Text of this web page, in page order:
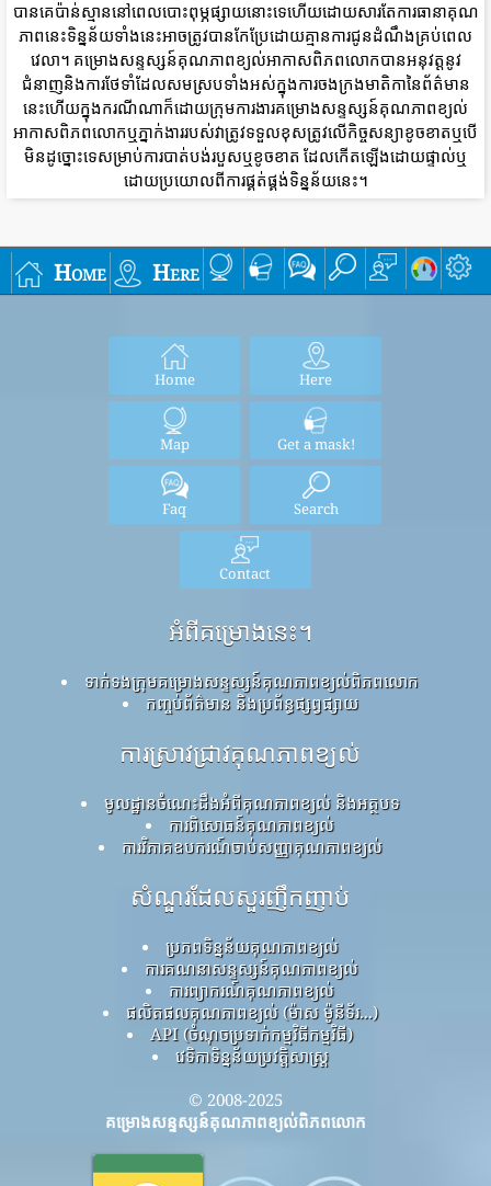
បានគេប៉ាន់ស្មាននៅពេលបោះពុម្ភផ្សាយនោះទេហើយដោយសារតែការធានាគុណ
ភាពនេះទិន្នន័យទាំងនេះអាចត្រូវបានកែប្រែដោយគ្មានការជូនដំណឹងគ្រប់ពេល
វេលា។ គម្រោងសន្ទស្សន៍គុណភាពខ្យល់អាកាសពិភពលោកបានអនុវត្តនូវ
ជំនាញនិងការថែទាំដែលសមស្របទាំងអស់ក្នុងការចងក្រងមាតិកានៃព័ត៌មាន
នេះហើយក្នុងករណីណាក៏ដោយក្រុមការងារគម្រោងសន្ទស្សន៍គុណភាពខ្យល់
អាកាសពិភពលោកឬភ្នាក់ងាររបស់វាត្រូវទទួលខុសត្រូវលើកិច្ចសន្យាខូចខាតឬបើ
មិនដូច្នោះទេសម្រាប់ការបាត់បង់របួសឬខូចខាត ដែលកើតឡើងដោយផ្ទាល់ឬ
ដោយប្រយោលពីការផ្គត់ផ្គង់ទិន្នន័យនេះ។
Home Here
Home Here
Map Get a mask!
Faq Search
Contact
អំពីគម្រោងនេះ។
ទាក់ទងក្រុមគម្រោងសន្ទស្សន៍គុណភាពខ្យល់ពិភពលោក
កញ្ចប់ព័ត៌មាន និងប្រព័ន្ធផ្សព្វផ្សាយ
ការស្រាវជ្រាវគុណភាពខ្យល់
មូលដ្ឋានចំណេះដឹងអំពីគុណភាពខ្យល់ និងអត្ថបទ
ការពិសោធន៍គុណភាពខ្យល់
ការវិភាគឧបករណ៍ចាប់សញ្ញាគុណភាពខ្យល់
សំណួរដែលសួរញឹកញាប់
ប្រភពទិន្នន័យគុណភាពខ្យល់
ការគណនាសន្ទស្សន៍គុណភាពខ្យល់
ការព្យាករណ៍គុណភាពខ្យល់
ផលិតផលគុណភាពខ្យល់ (ម៉ាស ម៉ូនីទ័រ...)
API (ចំណុចប្រទាក់កម្មវិធីកម្មវិធី)
វេទិកាទិន្នន័យប្រវត្តិសាស្ត្រ
© 2008-2025
គម្រោងសន្ទស្សន៍គុណភាពខ្យល់ពិភពលោក